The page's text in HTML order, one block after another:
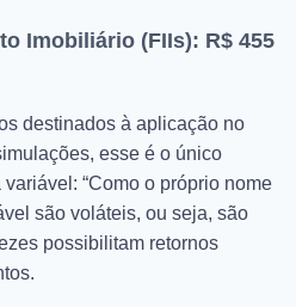
Imobiliário (FIIs): R$ 455
destinados à aplicação no
esse é o único
“Como o próprio nome
são voláteis, ou seja, são
possibilitam retornos